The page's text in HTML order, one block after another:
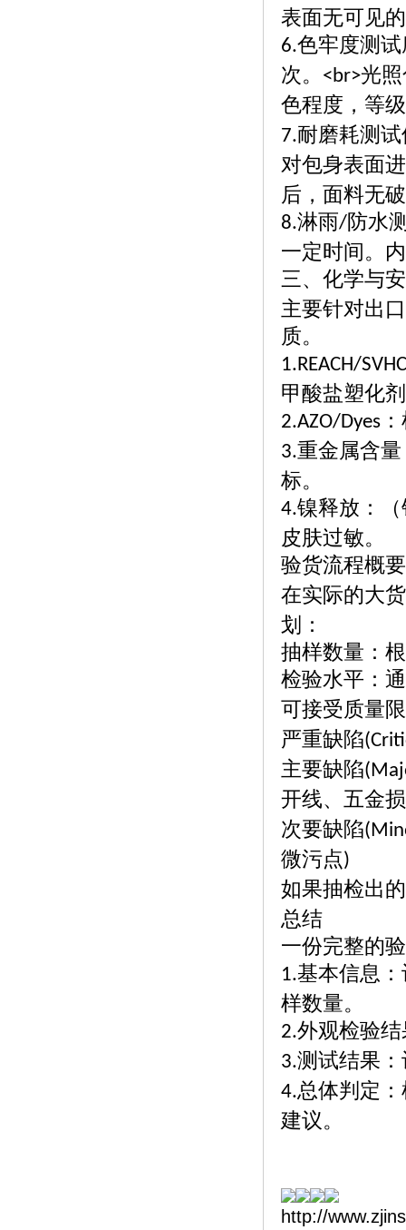
表面无可见
6.色牢度测
次。
<br>光
色程度，等
7.耐磨耗测
对包身表面
后，面料无
8.淋雨/防水
一定时间。
三、化学与
主要针对出
质。
1.REACH/SVHC
甲酸盐塑化
2.AZO/Dyes
3.重金属含
标。
4.镍释放：
皮肤过敏。
验货流程概要
在实际的大
划：
抽样数量：
检验水平：
可接受质量限
严重缺陷
主要缺陷
开线、五金
次要缺陷
微污点)
如果抽检出
总结
一份完整的
1.基本信息
样数量。
2.外观检验
3.测试结果
4.总体判定
建议。
http://